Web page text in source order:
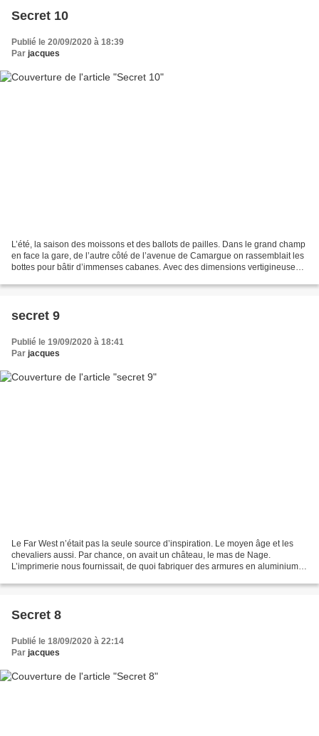
Secret 10
Publié le 20/09/2020 à 18:39
Par jacques
L’été, la saison des moissons et des ballots de pailles. Dans le grand champ
en face la gare, de l’autre côté de l’avenue de Camargue on rassemblait les
bottes pour bâtir d’immenses cabanes. Avec des dimensions vertigineuses,
secret 9
Publié le 19/09/2020 à 18:41
Par jacques
Le Far West n’était pas la seule source d’inspiration. Le moyen âge et les
chevaliers aussi. Par chance, on avait un château, le mas de Nage.
L’imprimerie nous fournissait, de quoi fabriquer des armures en aluminium et
Secret 8
Publié le 18/09/2020 à 22:14
Par jacques